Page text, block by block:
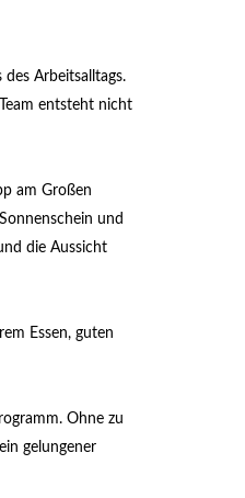
Arbeitsalltags.
entsteht nicht
am Großen
und
die Aussicht
Essen, guten
Ohne zu
gelungener